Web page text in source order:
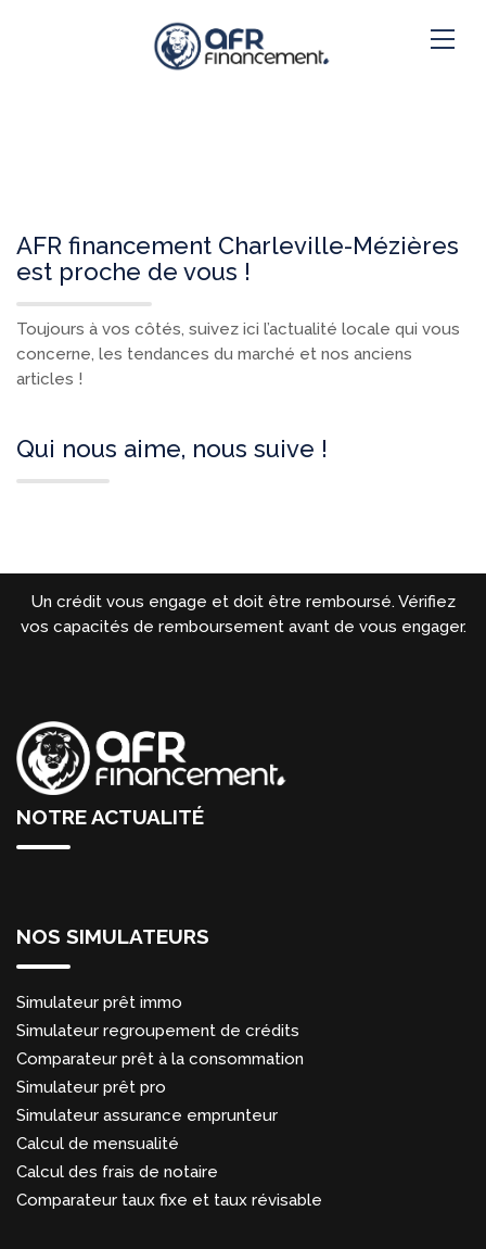
AFR financement Charleville-Mézières
est proche de vous !
Toujours à vos côtés, suivez ici l’actualité locale qui vous
concerne, les tendances du marché et nos anciens
articles !
Qui nous aime, nous suive !
Un crédit vous engage et doit être remboursé. Vérifiez
vos capacités de remboursement avant de vous engager.
NOTRE ACTUALITÉ
NOS SIMULATEURS
Simulateur prêt immo
Simulateur regroupement de crédits
Comparateur prêt à la consommation
Simulateur prêt pro
Simulateur assurance emprunteur
Calcul de mensualité
Calcul des frais de notaire
Comparateur taux fixe et taux révisable